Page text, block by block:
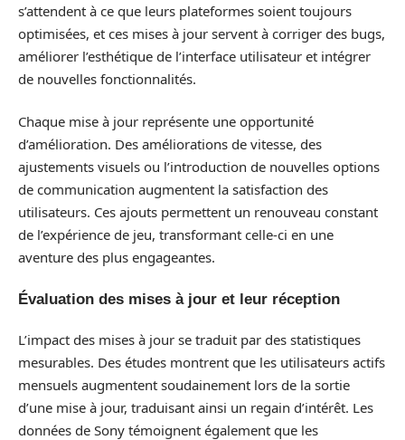
s’attendent à ce que leurs plateformes soient toujours
optimisées, et ces mises à jour servent à corriger des bugs,
améliorer l’esthétique de l’interface utilisateur et intégrer
de nouvelles fonctionnalités.
Chaque mise à jour représente une opportunité
d’amélioration. Des améliorations de vitesse, des
ajustements visuels ou l’introduction de nouvelles options
de communication augmentent la satisfaction des
utilisateurs. Ces ajouts permettent un renouveau constant
de l’expérience de jeu, transformant celle-ci en une
aventure des plus engageantes.
Évaluation des mises à jour et leur réception
L’impact des mises à jour se traduit par des statistiques
mesurables. Des études montrent que les utilisateurs actifs
mensuels augmentent soudainement lors de la sortie
d’une mise à jour, traduisant ainsi un regain d’intérêt. Les
données de Sony témoignent également que les